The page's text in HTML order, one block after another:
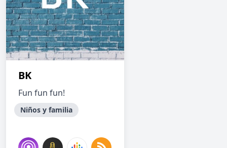
BK
Fun fun fun!
Niños y familia